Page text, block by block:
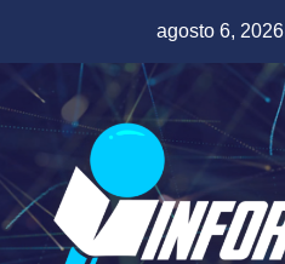
contenido
agosto 6, 2026